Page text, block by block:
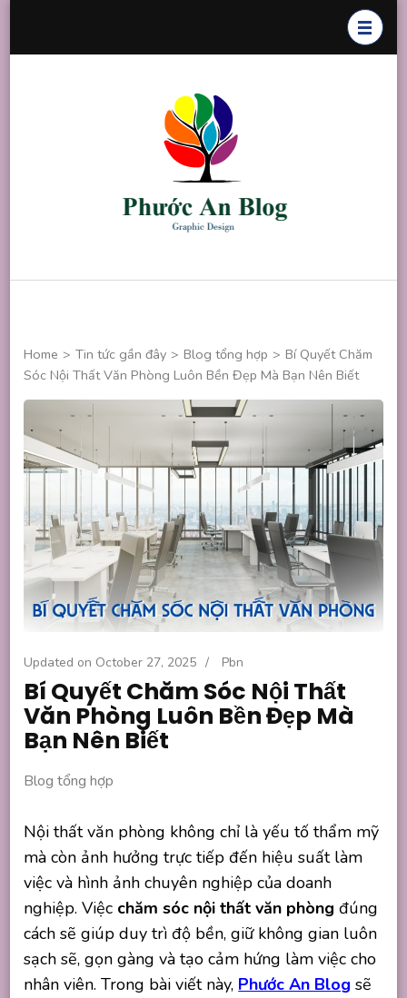
Home > Tin tức gần đây > Blog tổng hợp > Bí Quyết Chăm
Sóc Nội Thất Văn Phòng Luôn Bền Đẹp Mà Bạn Nên Biết
Updated on October 27, 2025 / Pbn
Bí Quyết Chăm Sóc Nội Thất
Văn Phòng Luôn Bền Đẹp Mà
Bạn Nên Biết
Blog tổng hợp
Nội thất văn phòng không chỉ là yếu tố thẩm mỹ
mà còn ảnh hưởng trực tiếp đến hiệu suất làm
việc và hình ảnh chuyên nghiệp của doanh
nghiệp. Việc chăm sóc nội thất văn phòng đúng
cách sẽ giúp duy trì độ bền, giữ không gian luôn
sạch sẽ, gọn gàng và tạo cảm hứng làm việc cho
nhân viên. Trong bài viết này, Phước An Blog sẽ